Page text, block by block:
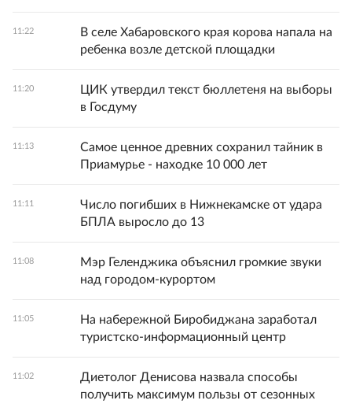
11:22
В селе Хабаровского края корова напала на
ребенка возле детской площадки
11:20
ЦИК утвердил текст бюллетеня на выборы
в Госдуму
11:13
Самое ценное древних сохранил тайник в
Приамурье - находке 10 000 лет
11:11
Число погибших в Нижнекамске от удара
БПЛА выросло до 13
11:08
Мэр Геленджика объяснил громкие звуки
над городом-курортом
11:05
На набережной Биробиджана заработал
туристско-информационный центр
11:02
Диетолог Денисова назвала способы
получить максимум пользы от сезонных